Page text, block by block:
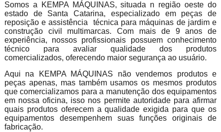
Somos a KEMPA MÁQUINAS, situada n região oeste do
estado de Santa Catarina, especializado em peças de
reposição e assistência técnica para máquinas de jardim e
construção civil multimarcas. Com mais de 9 anos de
experiência, nossos profissionais possuem conhecimento
técnico para avaliar qualidade dos produtos
comercializados, oferecendo maior segurança ao usuário.
Aqui na KEMPA MÁQUINAS não vendemos produtos e
peças apenas, mas também usamos os mesmos produtos
que comercializamos para a manutenção dos equipamentos
em nossa oficina, isso nos permite autoridade para afirmar
quais produtos oferecem a qualidade exigida para que os
equipamentos desempenhem suas funções originais de
fabricação.